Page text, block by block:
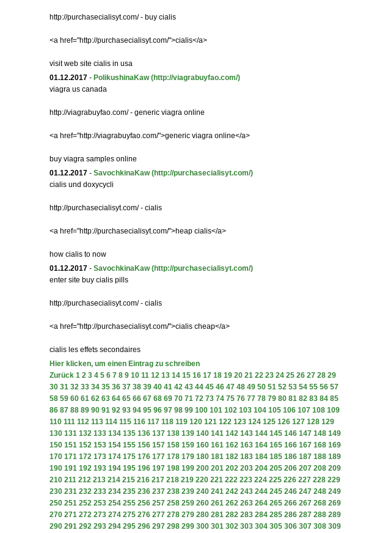
http://purchasecialisyt.com/ - buy cialis
<a href="http://purchasecialisyt.com/">cialis</a>
visit web site cialis in usa
01.12.2017 - PolikushinaKaw (http://viagrabuyfao.com/)
viagra us canada
http://viagrabuyfao.com/ - generic viagra online
<a href="http://viagrabuyfao.com/">generic viagra online</a>
buy viagra samples online
01.12.2017 - SavochkinaKaw (http://purchasecialisyt.com/)
cialis und doxycycli
http://purchasecialisyt.com/ - cialis
<a href="http://purchasecialisyt.com/">heap cialis</a>
how cialis to now
01.12.2017 - SavochkinaKaw (http://purchasecialisyt.com/)
enter site buy cialis pills
http://purchasecialisyt.com/ - cialis
<a href="http://purchasecialisyt.com/">cialis cheap</a>
cialis les effets secondaires
Hier klicken, um einen Eintrag zu schreiben
Zurück 1 2 3 4 5 6 7 8 9 10 11 12 13 14 15 16 17 18 19 20 21 22 23 24 25 26 27 28 29
30 31 32 33 34 35 36 37 38 39 40 41 42 43 44 45 46 47 48 49 50 51 52 53 54 55 56 57
58 59 60 61 62 63 64 65 66 67 68 69 70 71 72 73 74 75 76 77 78 79 80 81 82 83 84 85
86 87 88 89 90 91 92 93 94 95 96 97 98 99 100 101 102 103 104 105 106 107 108 109
110 111 112 113 114 115 116 117 118 119 120 121 122 123 124 125 126 127 128 129
130 131 132 133 134 135 136 137 138 139 140 141 142 143 144 145 146 147 148 149
150 151 152 153 154 155 156 157 158 159 160 161 162 163 164 165 166 167 168 169
170 171 172 173 174 175 176 177 178 179 180 181 182 183 184 185 186 187 188 189
190 191 192 193 194 195 196 197 198 199 200 201 202 203 204 205 206 207 208 209
210 211 212 213 214 215 216 217 218 219 220 221 222 223 224 225 226 227 228 229
230 231 232 233 234 235 236 237 238 239 240 241 242 243 244 245 246 247 248 249
250 251 252 253 254 255 256 257 258 259 260 261 262 263 264 265 266 267 268 269
270 271 272 273 274 275 276 277 278 279 280 281 282 283 284 285 286 287 288 289
290 291 292 293 294 295 296 297 298 299 300 301 302 303 304 305 306 307 308 309